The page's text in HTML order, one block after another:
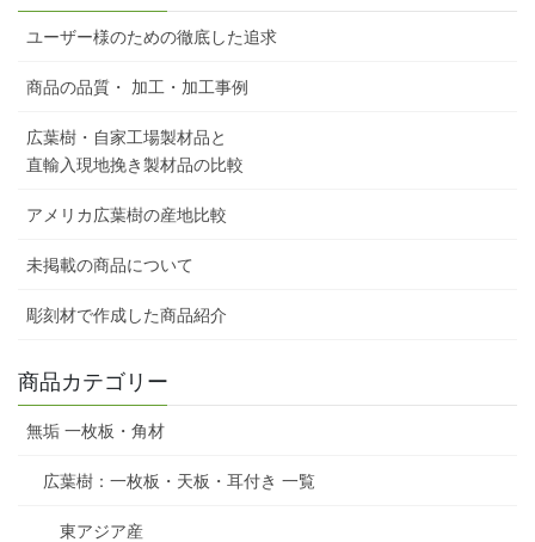
ユーザー様のための徹底した追求
商品の品質・ 加工・加工事例
広葉樹・自家工場製材品と
直輸入現地挽き製材品の比較
アメリカ広葉樹の産地比較
未掲載の商品について
彫刻材で作成した商品紹介
商品カテゴリー
無垢 一枚板・角材
広葉樹：一枚板・天板・耳付き 一覧
東アジア産